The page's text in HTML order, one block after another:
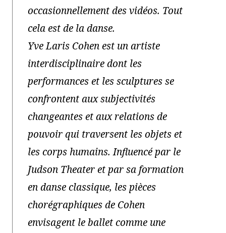
occasionnellement des vidéos. Tout
cela est de la danse.
Yve Laris Cohen est un artiste
interdisciplinaire dont les
performances et les sculptures se
confrontent aux subjectivités
changeantes et aux relations de
pouvoir qui traversent les objets et
les corps humains. Influencé par le
Judson Theater et par sa formation
en danse classique, les pièces
chorégraphiques de Cohen
envisagent le ballet comme une